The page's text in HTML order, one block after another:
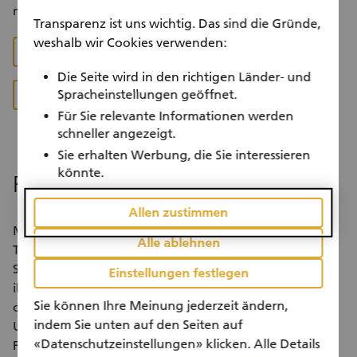
mit!
Jetzt registrieren
Corporate-Volunteering-Projekte
Reden Sie mit Ihren Vorgesetzten.
Möchten Sie sich als Einzelperson oder mit Ihren
Teamkolleginnen und -kollegen freiwillig engagieren?
Sprechen Sie mit Ihren Vorgesetzten und erzählen Sie
ihnen von den vielen Vorteilen, die ein gemeinsamer
oder auch einzelner Einsatz für alle bringt. Manche
Unternehmen zählen die geleistete Zeit des
Freiwilligeneinsatzes auch als Arbeitszeit und
Transparenz ist uns wichtig. Das sind die Gründe,
weshalb wir Cookies verwenden:
Die Seite wird in den richtigen Länder- und
Spracheinstellungen geöffnet.
Für Sie relevante Informationen werden
schneller angezeigt.
Sie erhalten Werbung, die Sie interessieren
könnte.
Allen zustimmen
Alle ablehnen
Einstellungen festlegen
Sie können Ihre Meinung jederzeit ändern,
indem Sie unten auf den Seiten auf
«Datenschutzeinstellungen» klicken. Alle Details